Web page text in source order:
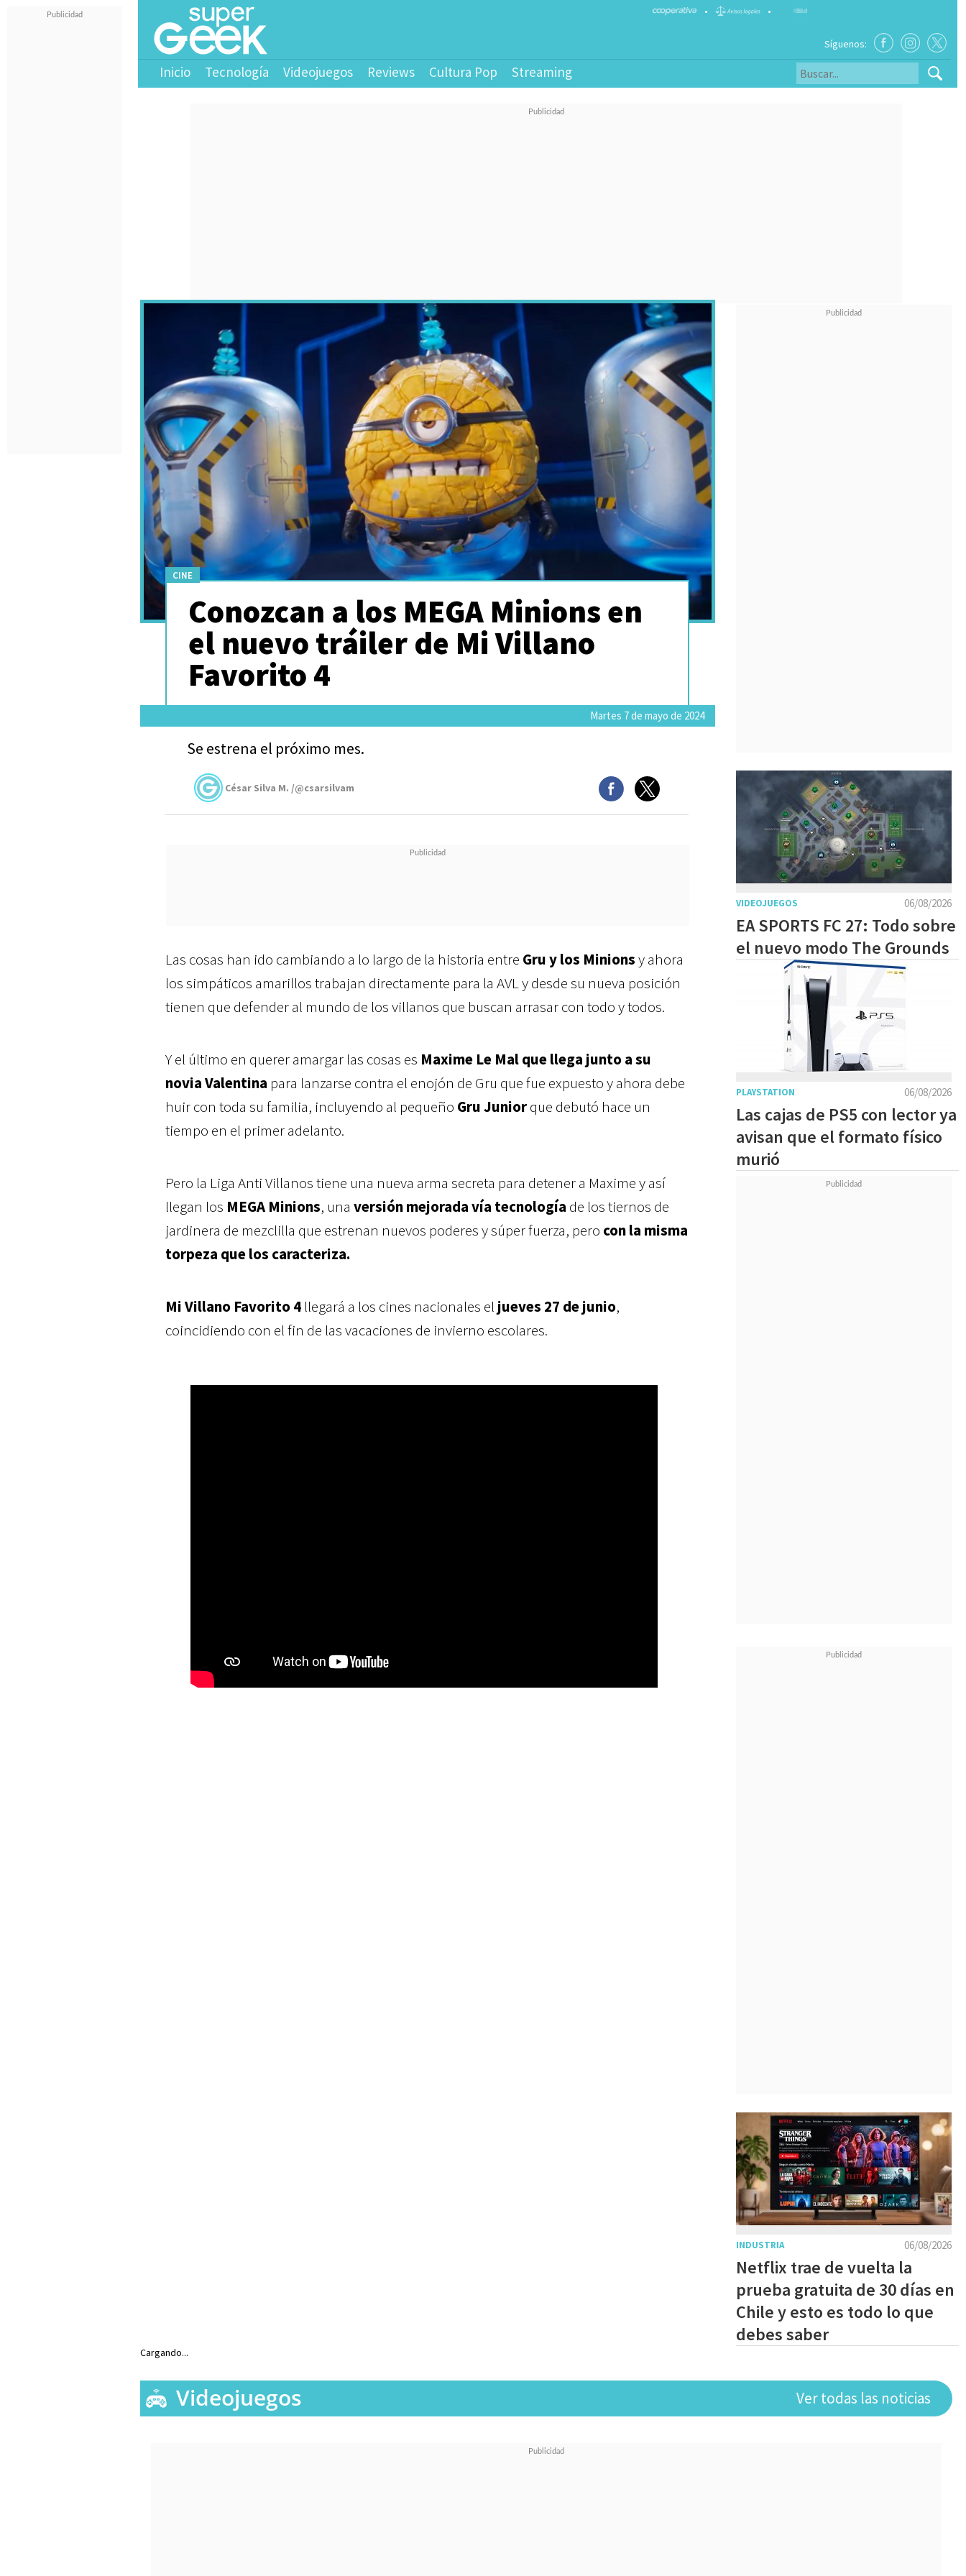
• •
Síguenos:
Inicio Tecnología Videojuegos Reviews Cultura Pop Streaming
CINE
Conozcan a los MEGA Minions en
el nuevo tráiler de Mi Villano
Favorito 4
Martes 7 de mayo de 2024
Se estrena el próximo mes.
César Silva M. /@csarsilvam
Las cosas han ido cambiando a lo largo de la historia entre Gru y los Minionsy ahora
los simpáticos amarillos trabajan directamente para la AVL y desde su nueva posición
tienen que defender al mundo de los villanos que buscan arrasar con todo y todos.
Y el último en querer amargar las cosas es Maxime Le Mal que llega junto a su
novia Valentina para lanzarse contra el enojón de Gru que fue expuesto y ahora debe
huir con toda su familia, incluyendo al pequeño Gru Juniorque debutó hace un
tiempo en el primer adelanto.
Pero la Liga Anti Villanos tiene una nueva arma secreta para detener a Maxime y así
llegan los MEGA Minions, una versión mejorada vía tecnología de los tiernos de
jardinera de mezclilla que estrenan nuevos poderes y súper fuerza, pero con la misma
torpeza que los caracteriza.
Mi Villano Favorito 4 llegará a los cines nacionales el jueves 27 de junio,
coincidiendo con el fin de las vacaciones de invierno escolares.
06/08/2026
VIDEOJUEGOS
EA SPORTS FC 27: Todo sobre
el nuevo modo The Grounds
06/08/2026
PLAYSTATION
Las cajas de PS5 con lector ya
avisan que el formato físico
murió
06/08/2026
INDUSTRIA
Netflix trae de vuelta la
prueba gratuita de 30 días en
Chile y esto es todo lo que
debes saber
Cargando...
Ver todas las noticias
Videojuegos